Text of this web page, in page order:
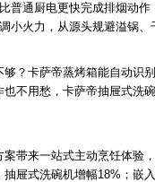
普通厨电更快完成排烟动
小火力，从源头规避溢锅、
？卡萨帝蒸烤箱能自动识
不用愁，卡萨帝抽屉式洗
案带来一站式主动烹饪体验
屉式洗碗机增幅18%；嵌